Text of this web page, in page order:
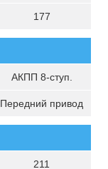
177
АКПП 8-ступ.
Передний привод
211